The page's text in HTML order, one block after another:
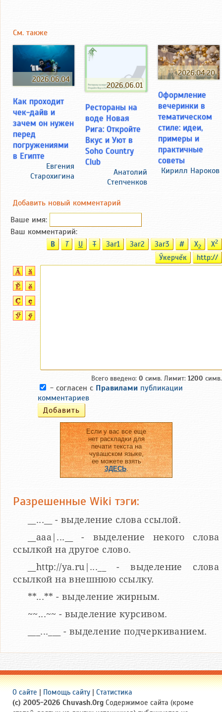
См. также
2026.06.04
Как проходит
чек-дайв и
зачем он нужен
перед
погружениями
в Египте
Евгения
Старохигина
2026.06.01
Рестораны на
воде Новая
Рига: Откройте
Вкус и Уют в
Soho Country
Club
Анатолий
Степченков
2026.04.20
Оформление
вечеринки в
тематическом
стиле: идеи,
примеры и
практичные
советы
Кирилл Нароков
Добавить новый комментарий
Ваше имя:
Ваш комментарий:
B T U T Заг1 Заг2 Заг3 # X2 X2
Ӳкерчĕк http://
Всего введено: 0 симв. Лимит: 1200 симв.
- согласен с Правилами публикации
комментариев
Если у вас все еще
нет раскладки для
печати текста на
чувашском языке,
ее можете взять
ЗДЕСЬ.
Разрешенные Wiki тэги:
__...__ - выделение слова ссылой.
__aaa|...__ - выделение некого слова
ссылкой на другое слово.
__http://ya.ru|...__ - выделение слова
ссылкой на внешнюю ссылку.
**...** - выделение жирным.
~~...~~ - выделение курсивом.
___...___ - выделение подчеркиванием.
О сайте | Помощь сайту | Статистика
(c) 2005-2026 Chuvash.Org Содержимое сайта (кроме